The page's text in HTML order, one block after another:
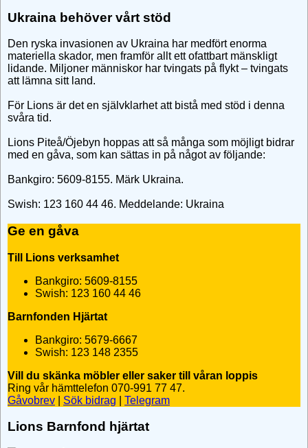
Ukraina behöver vårt stöd
Den ryska invasionen av Ukraina har medfört enorma
materiella skador, men framför allt ett ofattbart mänskligt
lidande. Miljoner människor har tvingats på flykt – tvingats
att lämna sitt land.
För Lions är det en självklarhet att bistå med stöd i denna
svåra tid.
Lions Piteå/Öjebyn hoppas att så många som möjligt bidrar
med en gåva, som kan sättas in på något av följande:
Bankgiro: 5609-8155. Märk Ukraina.
Swish: 123 160 44 46. Meddelande: Ukraina
Ge en gåva
Till Lions verksamhet
Bankgiro: 5609-8155
Swish: 123 160 44 46
Barnfonden Hjärtat
Bankgiro: 5679-6667
Swish: 123 148 2355
Vill du skänka möbler eller saker till våran loppis
Ring vår hämttelefon 070-991 77 47.
Gåvobrev
Sök bidrag Telegram
Lions Barnfond hjärtat